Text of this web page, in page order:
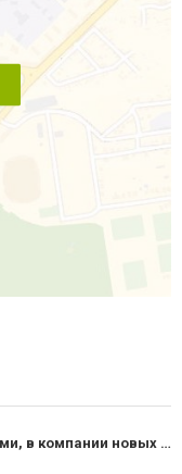
«Подстригайка» с добрыми делами, в компании новых и очень полюбившихся друзей, благотворительной организацией «Парасолька», с визитом красоты в Ореховском приюте.